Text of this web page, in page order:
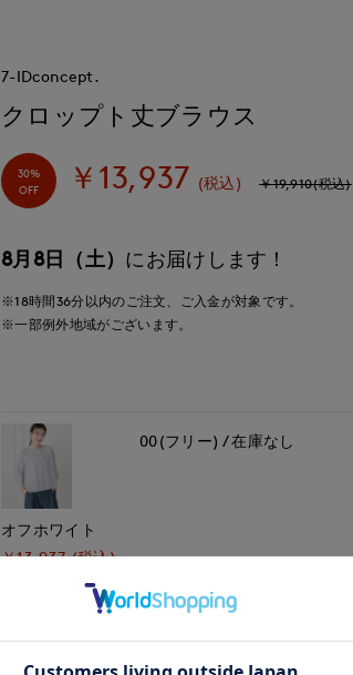
モデル身長:168cm 着用サイズ:00(M)
7-IDconcept.
クロップト丈ブラウス
30%
OFF
￥13,937 (税込) ￥19,910(税込)
8月8日（土） にお届けします！
※18時間36分以内のご注文、ご入金が対象です。
※一部例外地域がございます。
オフホワイト
￥13,937 (税込)
00(フリー) 在庫なし
00(フリー) 残り1点